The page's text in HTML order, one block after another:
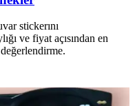
stickerını
ve fiyat açısından en